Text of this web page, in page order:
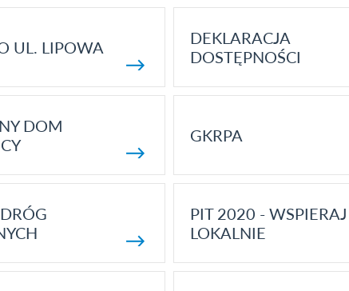
UL. LIPOWA
DEKLARACJA
DOSTĘPNOŚCI
DOM
GKRPA
PIT 2020 - WSPIERAJ
LOKALNIE